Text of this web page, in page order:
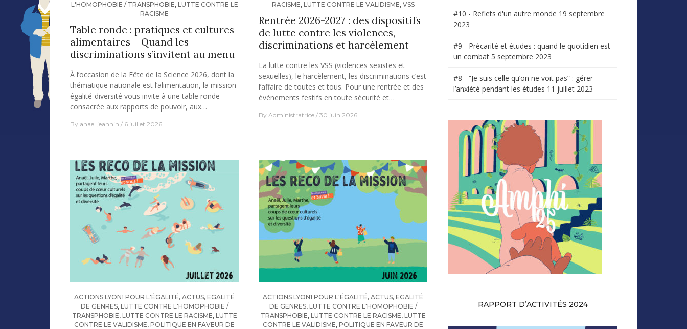
L'HOMOPHOBIE / TRANSPHOBIE, LUTTE CONTRE LE
RACISME
Table ronde : pratiques et cultures
alimentaires – Quand les
discriminations s’invitent au menu
À l’occasion de la Fête de la Science 2026, dont la
thématique nationale est l’alimentation, la mission
égalité-diversité vous invite à une table ronde
consacrée aux rapports de pouvoir, aux…
By anael.jeannin 6 juillet 2026
RACISME, LUTTE CONTRE LE VALIDISME, VSS
Rentrée 2026-2027 : des dispositifs
de lutte contre les violences,
discriminations et harcèlement
La lutte contre les VSS (violences sexistes et
sexuelles), le harcèlement, les discriminations c’est
l’affaire de toutes et tous. Pour une rentrée et des
événements festifs en toute sécurité et…
By Administratrice 30 juin 2026
ACTIONS LYON1 POUR L'ÉGALITÉ, ACTUS, EGALITÉ
DE GENRES, LUTTE CONTRE L'HOMOPHOBIE /
TRANSPHOBIE, LUTTE CONTRE LE RACISME, LUTTE
CONTRE LE VALIDISME, POLITIQUE EN FAVEUR DE
ACTIONS LYON1 POUR L'ÉGALITÉ, ACTUS, EGALITÉ
DE GENRES, LUTTE CONTRE L'HOMOPHOBIE /
TRANSPHOBIE, LUTTE CONTRE LE RACISME, LUTTE
CONTRE LE VALIDISME, POLITIQUE EN FAVEUR DE
#10 - Reflets d'un autre monde 19 septembre
2023
#9 - Précarité et études : quand le quotidien est
un combat 5 septembre 2023
#8 - “Je suis celle qu’on ne voit pas” : gérer
l’anxiété pendant les études 11 juillet 2023
RAPPORT D’ACTIVITÉS 2024